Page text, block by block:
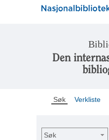
Den
Søk Verkliste
Søk